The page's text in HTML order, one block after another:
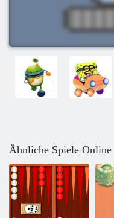
Ähnliche Spiele Online